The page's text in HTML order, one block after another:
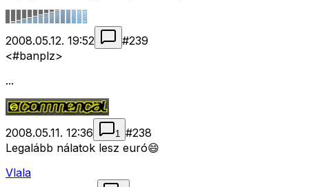
2008.05.12. 19:52 #239
<#banplz>
...
2008.05.11. 12:36 1 #238
Legalább nálatok lesz euró😄
Vlala